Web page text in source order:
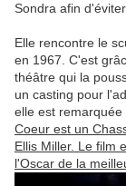
Sondra afin
Elle rencontre le
en 1967. C'est
théâtre qui la
un casting pour
elle est
Coeur est un
Ellis Miller. Le film
l'Oscar de la